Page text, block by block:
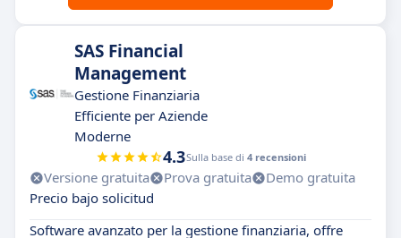
SAS Financial
Management
Gestione Finanziaria
Efficiente per Aziende
Moderne
4.3Sulla base di 4 recensioni
Versione gratuita Prova gratuita
Demo gratuita
Precio bajo solicitud
Software avanzato per la gestione finanziaria, offre